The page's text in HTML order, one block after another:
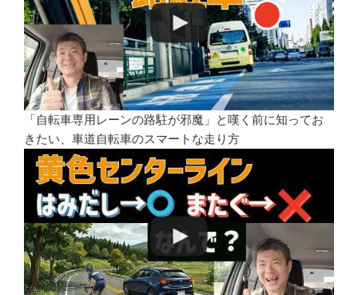
「自転車専用レーンの路駐が邪魔」と嘆く前に知ってお
きたい、車道自転車のスマートな走り方